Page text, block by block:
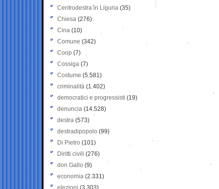
Centrodestra in Liguria (35)
Chiesa (276)
Cina (10)
Comune (342)
Coop (7)
Cossiga (7)
Costume (5.581)
criminalità (1.402)
democratici e progressisti (19)
denuncia (14.528)
destra (573)
destradipopolo (99)
Di Pietro (101)
Diritti civili (276)
don Gallo (9)
economia (2.331)
elezioni (3.303)